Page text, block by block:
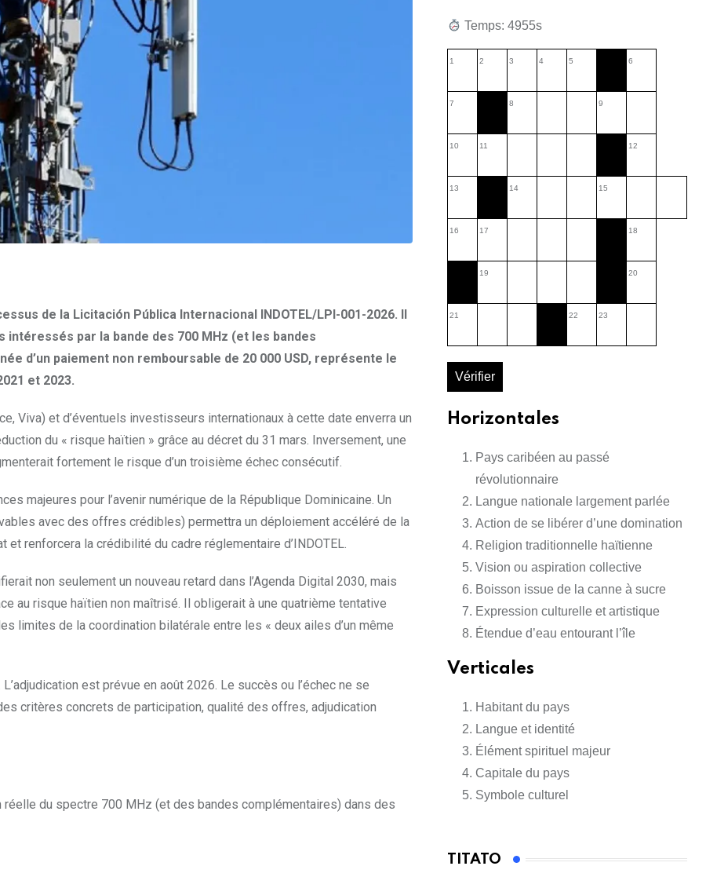
de la Licitación Pública Internacional INDOTEL/LPI-001-2026. Il
par la bande des 700 MHz (et les bandes
d’un paiement non remboursable de 20 000 USD, représente le
et 2023.
Viva) et d’éventuels investisseurs internationaux à cette date enverra un
du « risque haïtien » grâce au décret du 31 mars. Inversement, une
fortement le risque d’un troisième échec consécutif.
majeures pour l’avenir numérique de la République Dominicaine. Un
avec des offres crédibles) permettra un déploiement accéléré de la
et renforcera la crédibilité du cadre réglementaire d’INDOTEL.
non seulement un nouveau retard dans l’Agenda Digital 2030, mais
au risque haïtien non maîtrisé. Il obligerait à une quatrième tentative
limites de la coordination bilatérale entre les « deux ailes d’un même
est prévue en août 2026. Le succès ou l’échec ne se
critères concrets de participation, qualité des offres, adjudication
du spectre 700 MHz (et des bandes complémentaires) dans des
Temps: 4956s
1 2 3 4 5 6
7 8 9
10 11 12
13 14 15
16 17 18
19 20
21 22 23
Vérifier
Horizontales
Pays caribéen au passé
révolutionnaire
Langue nationale largement parlée
Action de se libérer d’une domination
Religion traditionnelle haïtienne
Vision ou aspiration collective
Boisson issue de la canne à sucre
Expression culturelle et artistique
Étendue d’eau entourant l’île
Verticales
Habitant du pays
Langue et identité
Élément spirituel majeur
Capitale du pays
Symbole culturel
TITATO